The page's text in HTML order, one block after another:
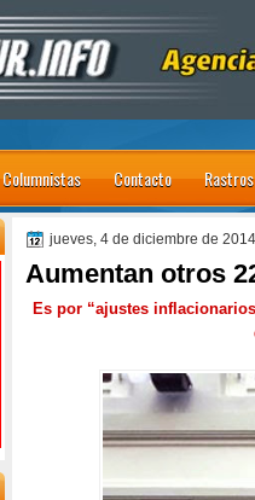
Columnistas Contacto
jueves, 4 de diciembre de 2014
Aumentan otros
Es por “ajustes